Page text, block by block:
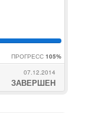
ПРОГРЕСС 105%
07.12.2014
ЗАВЕРШЕН